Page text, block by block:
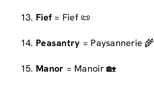
Fief= Fief 📜
Peasantry = Paysannerie 🌾
Manor = Manoir 🏡